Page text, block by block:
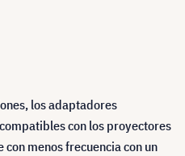
los adaptadores
con los proyectores
menos frecuencia con un